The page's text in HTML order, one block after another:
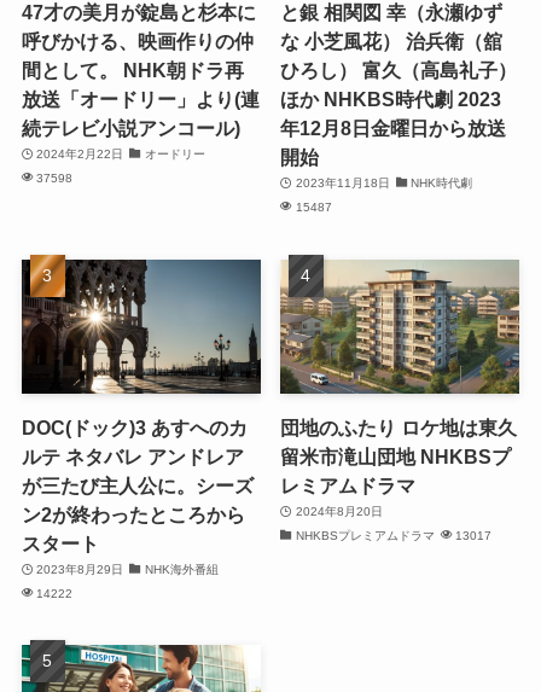
47才の美月が錠島と杉本に
呼びかける、映画作りの仲
間として。 NHK朝ドラ再
放送「オードリー」より(連
続テレビ小説アンコール)
2024年2月22日
オードリー
37598
と銀 相関図 幸（永瀬ゆず
な 小芝風花） 治兵衛（舘
ひろし） 富久（高島礼子）
ほか NHKBS時代劇 2023
年12月8日金曜日から放送
開始
2023年11月18日
NHK時代劇
15487
DOC(ドック)3 あすへのカ
ルテ ネタバレ アンドレア
が三たび主人公に。シーズ
ン2が終わったところから
スタート
2023年8月29日
NHK海外番組
14222
団地のふたり ロケ地は東久
留米市滝山団地 NHKBSプ
レミアムドラマ
2024年8月20日
NHKBSプレミアムドラマ
13017